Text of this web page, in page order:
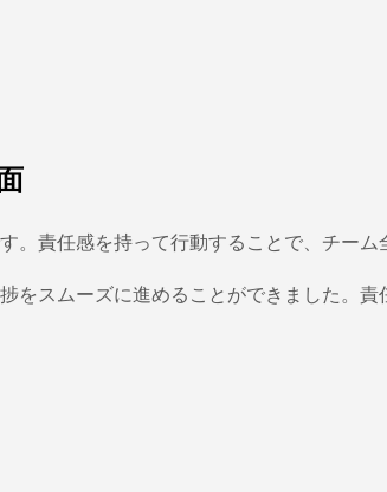
責任感を持って行動することで、チーム
をスムーズに進めることができました。